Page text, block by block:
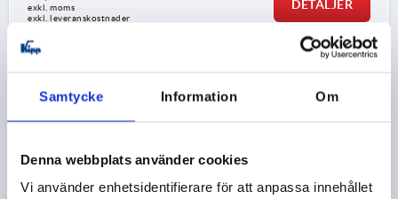
Samtycke Information Om
Denna webbplats använder cookies
Vi använder enhetsidentifierare för att anpassa innehållet
2) Plåttjocklek max. 2,5 mm
3) Låssystem med 1 punkt
4) Låssystem med 3 punkter
5) Tunga K1114
exkl. moms
exkl. leveranskostnader
DETALJER